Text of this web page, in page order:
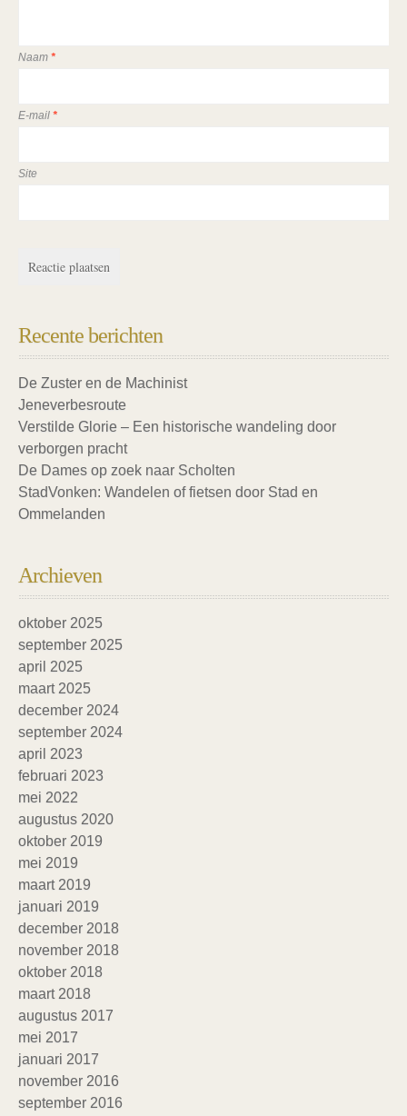
Naam *
E-mail *
Site
Recente berichten
De Zuster en de Machinist
Jeneverbesroute
Verstilde Glorie – Een historische wandeling door
verborgen pracht
De Dames op zoek naar Scholten
StadVonken: Wandelen of fietsen door Stad en
Ommelanden
Archieven
oktober 2025
september 2025
april 2025
maart 2025
december 2024
september 2024
april 2023
februari 2023
mei 2022
augustus 2020
oktober 2019
mei 2019
maart 2019
januari 2019
december 2018
november 2018
oktober 2018
maart 2018
augustus 2017
mei 2017
januari 2017
november 2016
september 2016